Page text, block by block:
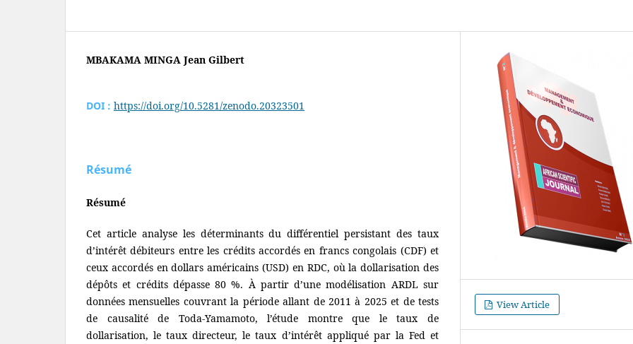
MBAKAMA MINGA Jean Gilbert
DOI : https://doi.org/10.5281/zenodo.20323501
Résumé
Résumé
Cet article analyse les déterminants du différentiel persistant des taux
d’intérêt débiteurs entre les crédits accordés en francs congolais (CDF) et
ceux accordés en dollars américains (USD) en RDC, où la dollarisation des
dépôts et crédits dépasse 80 %. À partir d’une modélisation ARDL sur
données mensuelles couvrant la période allant de 2011 à 2025 et de tests
de causalité de Toda-Yamamoto, l’étude montre que le taux de
dollarisation, le taux directeur, le taux d’intérêt appliqué par la Fed et
View Article